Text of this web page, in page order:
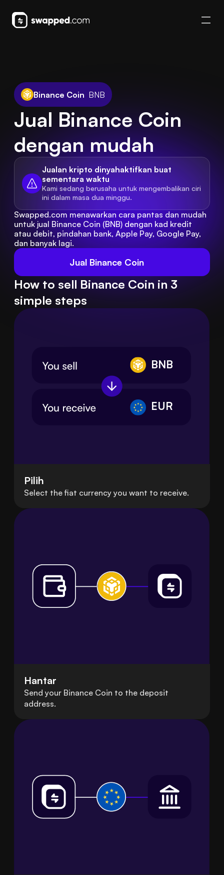
Binance Coin BNB
Jual Binance Coin
dengan mudah
Jualan kripto dinyahaktifkan buat
sementara waktu
Kami sedang berusaha untuk mengembalikan ciri
ini dalam masa dua minggu.
Swapped.com menawarkan cara pantas dan mudah
untuk jual Binance Coin (BNB) dengan kad kredit
atau debit, pindahan bank, Apple Pay, Google Pay,
dan banyak lagi.
How to sell Binance Coin in 3
simple steps
BNB
EUR
Pilih
Select the fiat currency you want to receive.
Hantar
Send your Binance Coin to the deposit
address.
Jual Binance Coin